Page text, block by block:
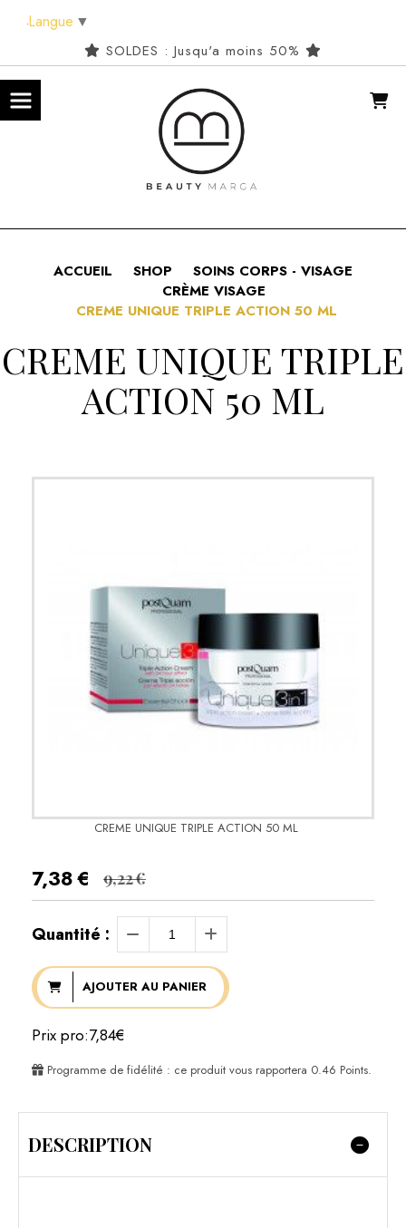
SOLDES : Jusqu'a moins 50%
ACCUEIL SHOP
SOINS CORPS - VISAGE
CRÈME VISAGE
CREME UNIQUE TRIPLE ACTION 50 ML
CREME UNIQUE TRIPLE
ACTION 50 ML
CREME UNIQUE TRIPLE ACTION 50 ML
7,38€ 9,22€
Quantité :
AJOUTER AU PANIER
Prix pro:7,84€
Programme de fidélité : ce produit vous rapportera 0.46 Points.
DESCRIPTION
Langue ▼